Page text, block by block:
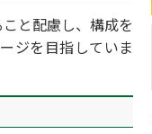
と配慮し、構成を
ジを目指していま